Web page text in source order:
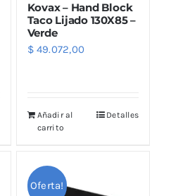
Kovax – Hand Block
Taco Lijado 130X85 –
Verde
$49.072,00
Añadir al
carrito
Detalles
Oferta!